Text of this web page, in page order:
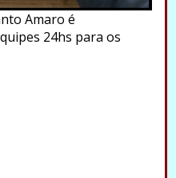
Amaro é
24hs para os